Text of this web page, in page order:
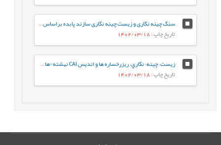
سنگ چینه نگاری و زیست چینه نگاری سازند پابده براساس روزن داران پلانکتون در برش جهانگیرآباد (جنوب ایلام- حوضه رسوبی زاگرس)
تاریخ چاپ: 1402/03/18
زيست¬چينه¬نگاري، ريزرخساره ها و انديس CAI نهشته-هاي دونين پسين در برش کال سردر شمال شرق طبس بر اساس فوناي کنودونتي
تاریخ چاپ: 1402/03/18